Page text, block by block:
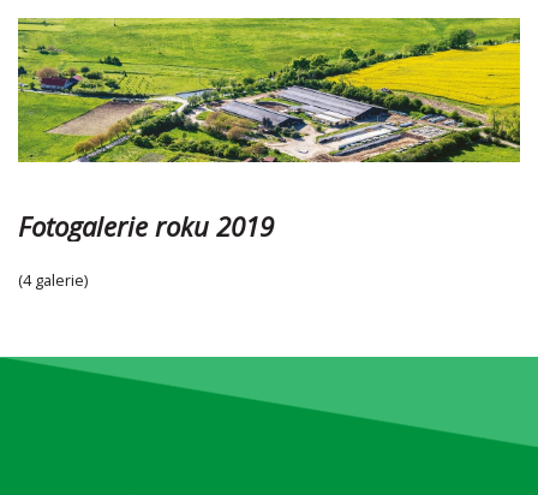
Fotogalerie roku 2019
(4 galerie)